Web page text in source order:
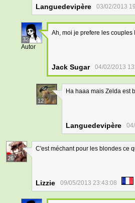
Languedevipère 03/02/2013
32
Autor
Ah, moi je prefere les
Jack Sugar 04/02/2013
12
Ha haaa mais Zelda est
Languedevipère
26
C'est méchant pour les blondes ce
Lizzie 09/05/2013 23:43:08